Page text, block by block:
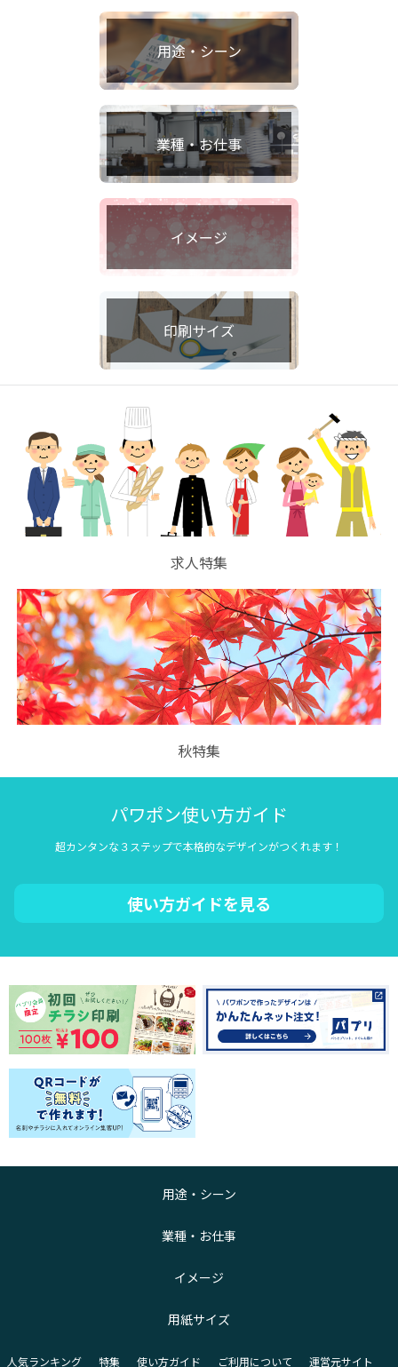
用途・シーン
業種・お仕事
イメージ
印刷サイズ
求人特集
秋特集
パワポン使い方ガイド
超カンタンな３ステップで本格的なデザインがつくれます！
使い方ガイドを見る
用途・シーン
業種・お仕事
イメージ
用紙サイズ
人気ランキング 特集 使い方ガイド ご利用について 運営元サイト